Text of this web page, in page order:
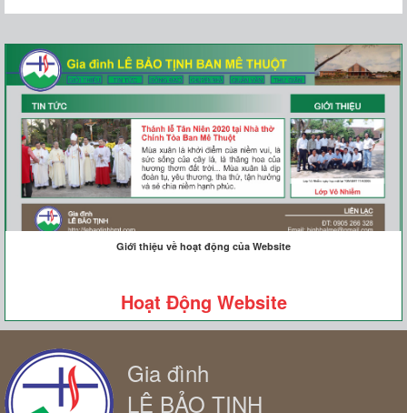
Giới thiệu về hoạt động của Website
Hoạt Động Website
Gia đình
LÊ BẢO TỊNH